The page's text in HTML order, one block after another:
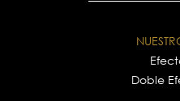
Doble